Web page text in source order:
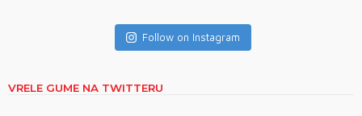
Follow on Instagram
VRELE GUME NA TWITTERU